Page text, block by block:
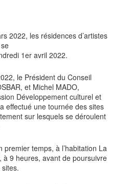
2022, les résidences d’artistes
1er avril 2022.
le Président du Conseil
et Michel MADO,
Développement culturel et
effectué une tournée des sites
sur lesquels se déroulent
premier temps, à l’habitation La
à 9 heures, avant de poursuivre